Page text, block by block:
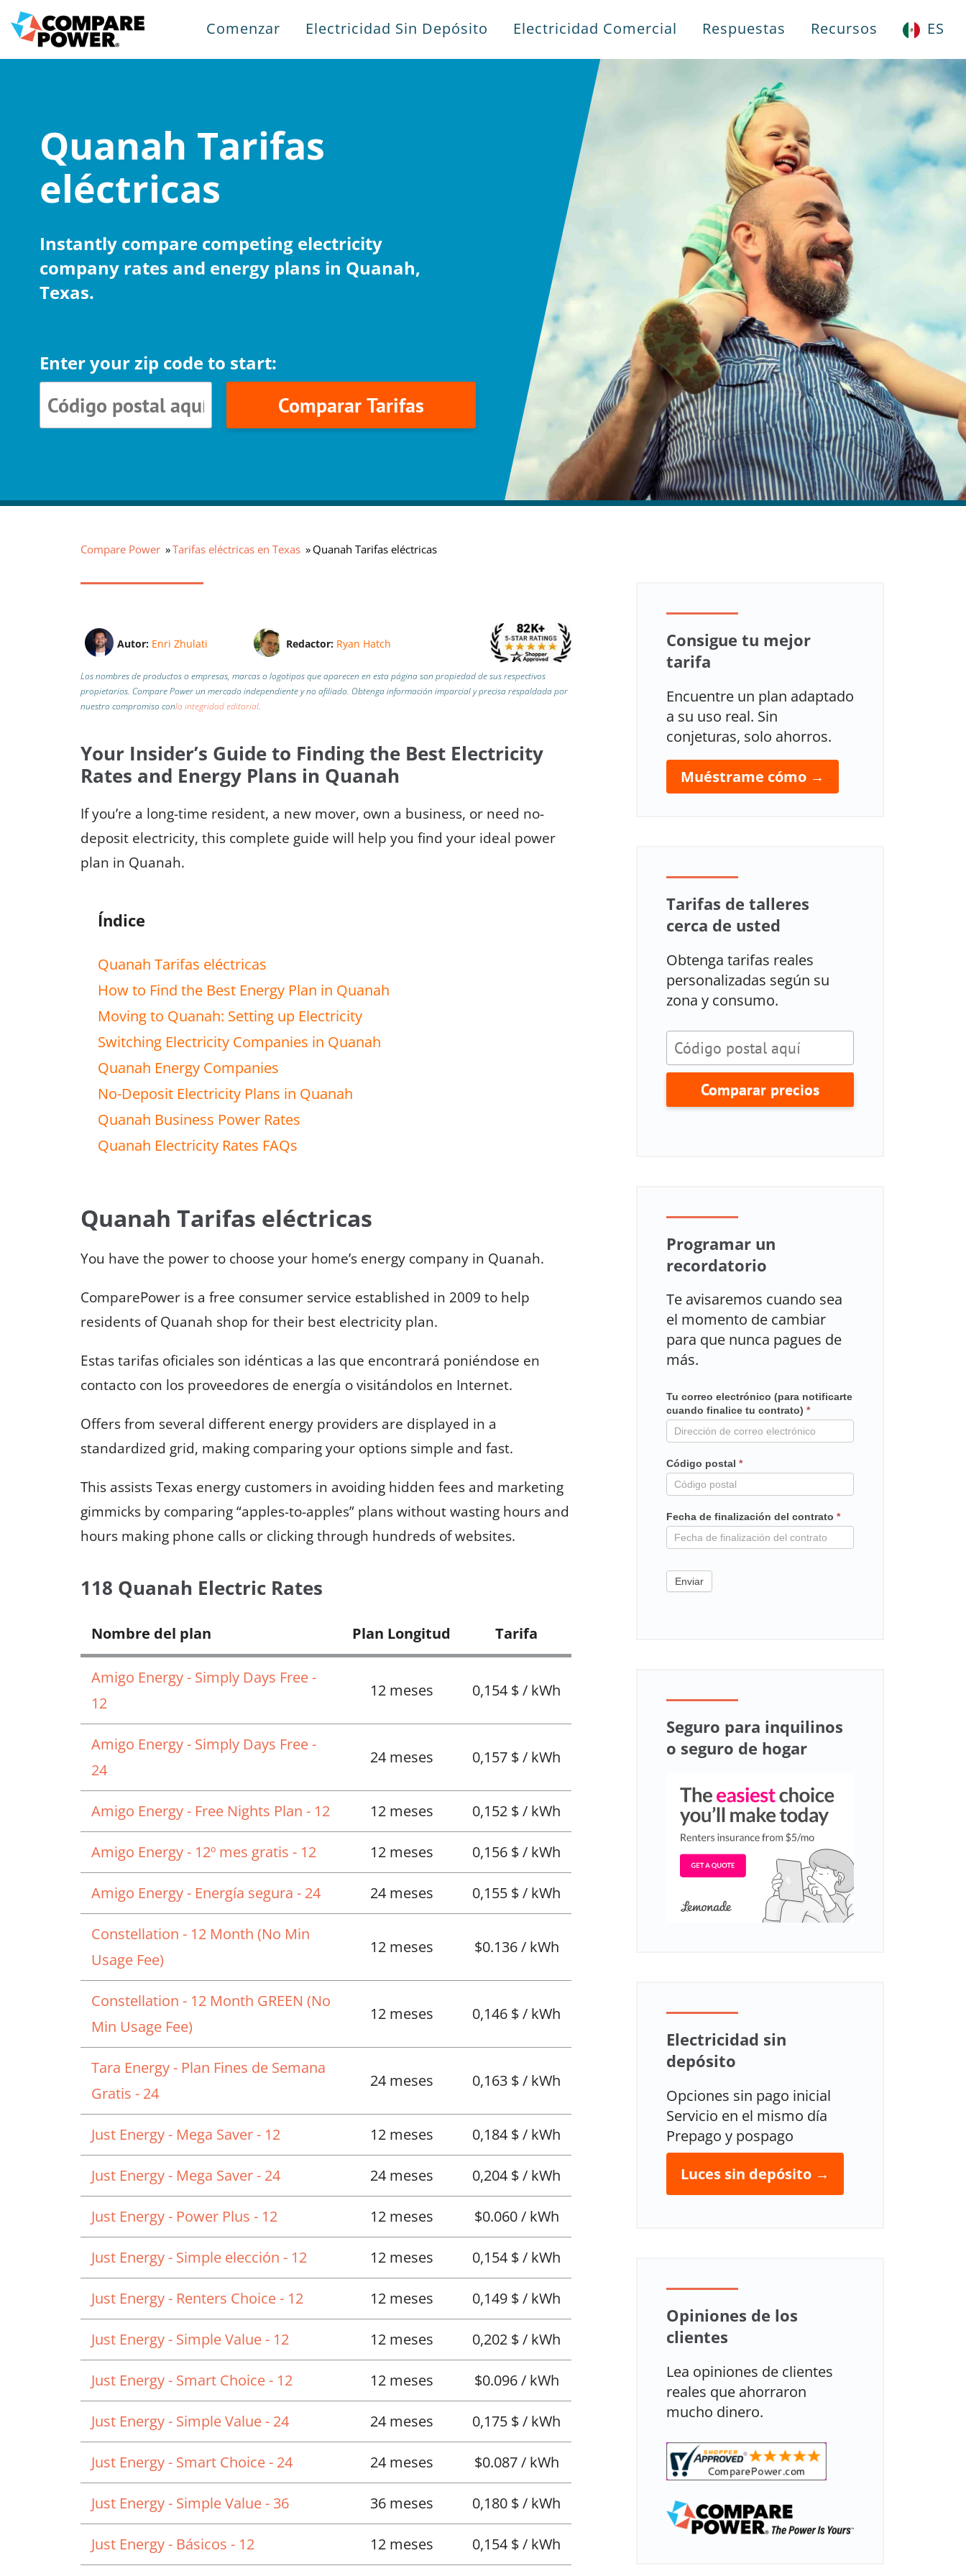
Comenzar Electricidad Sin Depósito Electricidad Comercial Respuestas Recursos ES
Quanah Tarifas
eléctricas
Instantly compare competing electricity
company rates and energy plans in Quanah,
Texas.
Enter your zip code to start:
Comparar Tarifas
Compare Power Tarifas eléctricas en Texas Quanah Tarifas eléctricas
Autor: Enri Zhulati Redactor: Ryan Hatch
Los nombres de productos o empresas, marcas o logotipos que aparecen en esta página son propiedad de sus respectivos
propietarios. Compare Power un mercado independiente y no afiliado. Obtenga información imparcial y precisa respaldada por
nuestro compromiso conla integridad editorial.
Your Insider’s Guide to Finding the Best Electricity
Rates and Energy Plans in Quanah
If you’re a long-time resident, a new mover, own a business, or need no-
deposit electricity, this complete guide will help you find your ideal power
plan in Quanah.
Índice
Quanah Tarifas eléctricas
How to Find the Best Energy Plan in Quanah
Moving to Quanah: Setting up Electricity
Switching Electricity Companies in Quanah
Quanah Energy Companies
No-Deposit Electricity Plans in Quanah
Quanah Business Power Rates
Quanah Electricity Rates FAQs
Quanah Tarifas eléctricas
You have the power to choose your home’s energy company in Quanah.
ComparePower is a free consumer service established in 2009 to help
residents of Quanah shop for their best electricity plan.
Estas tarifas oficiales son idénticas a las que encontrará poniéndose en
contacto con los proveedores de energía o visitándolos en Internet.
Offers from several different energy providers are displayed in a
standardized grid, making comparing your options simple and fast.
This assists Texas energy customers in avoiding hidden fees and marketing
gimmicks by comparing “apples-to-apples” plans without wasting hours and
hours making phone calls or clicking through hundreds of websites.
118 Quanah Electric Rates
Nombre del plan Plan Longitud Tarifa
Amigo Energy - Simply Days Free -
12
12 meses 0,154 $ / kWh
Amigo Energy - Simply Days Free -
24
24 meses 0,157 $ / kWh
Amigo Energy - Free Nights Plan - 12 12 meses 0,152 $ / kWh
Amigo Energy - 12º mes gratis - 12 12 meses 0,156 $ / kWh
Amigo Energy - Energía segura - 24 24 meses 0,155 $ / kWh
Constellation - 12 Month (No Min
Usage Fee)
12 meses $0.136 / kWh
Constellation - 12 Month GREEN (No
Min Usage Fee)
12 meses 0,146 $ / kWh
Tara Energy - Plan Fines de Semana
Gratis - 24
24 meses 0,163 $ / kWh
Just Energy - Mega Saver - 12 12 meses 0,184 $ / kWh
Just Energy - Mega Saver - 24 24 meses 0,204 $ / kWh
Just Energy - Power Plus - 12 12 meses $0.060 / kWh
Just Energy - Simple elección - 12 12 meses 0,154 $ / kWh
Just Energy - Renters Choice - 12 12 meses 0,149 $ / kWh
Just Energy - Simple Value - 12 12 meses 0,202 $ / kWh
Just Energy - Smart Choice - 12 12 meses $0.096 / kWh
Just Energy - Simple Value - 24 24 meses 0,175 $ / kWh
Just Energy - Smart Choice - 24 24 meses $0.087 / kWh
Just Energy - Simple Value - 36 36 meses 0,180 $ / kWh
Just Energy - Básicos - 12 12 meses 0,154 $ / kWh
Consigue tu mejor
tarifa
Encuentre un plan adaptado
a su uso real. Sin
conjeturas, solo ahorros.
Muéstrame cómo →
Tarifas de talleres
cerca de usted
Obtenga tarifas reales
personalizadas según su
zona y consumo.
Comparar precios
Programar un
recordatorio
Te avisaremos cuando sea
el momento de cambiar
para que nunca pagues de
más.
Mailchimp
en
contrato
Tu correo electrónico (para notificarte
cuando finalice tu contrato) *
Código postal *
Fecha de finalización del contrato *
Enviar
Seguro para inquilinos
o seguro de hogar
Electricidad sin
depósito
Opciones sin pago inicial
Servicio en el mismo día
Prepago y pospago
Luces sin depósito →
Opiniones de los
clientes
Lea opiniones de clientes
reales que ahorraron
mucho dinero.